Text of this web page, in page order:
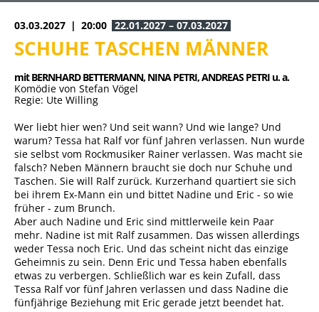
03.03.2027 20:00 22.01.2027 – 07.03.2027
SCHUHE TASCHEN MÄNNER
mit BERNHARD BETTERMANN, NINA PETRI, ANDREAS PETRI u. a.
Komödie von Stefan Vögel
Regie: Ute Willing
Wer liebt hier wen? Und seit wann? Und wie lange? Und
warum? Tessa hat Ralf vor fünf Jahren verlassen. Nun wurde
sie selbst vom Rockmusiker Rainer verlassen. Was macht sie
falsch? Neben Männern braucht sie doch nur Schuhe und
Taschen. Sie will Ralf zurück. Kurzerhand quartiert sie sich
bei ihrem Ex-Mann ein und bittet Nadine und Eric - so wie
früher - zum Brunch.
Aber auch Nadine und Eric sind mittlerweile kein Paar
mehr. Nadine ist mit Ralf zusammen. Das wissen allerdings
weder Tessa noch Eric. Und das scheint nicht das einzige
Geheimnis zu sein. Denn Eric und Tessa haben ebenfalls
etwas zu verbergen. Schließlich war es kein Zufall, dass
Tessa Ralf vor fünf Jahren verlassen und dass Nadine die
fünfjährige Beziehung mit Eric gerade jetzt beendet hat.